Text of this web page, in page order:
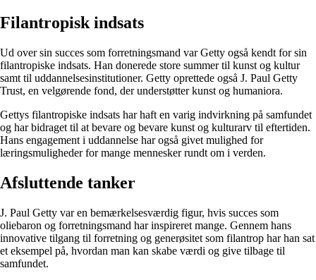
Filantropisk indsats
Ud over sin succes som forretningsmand var Getty også kendt for sin
filantropiske indsats. Han donerede store summer til kunst og kultur
samt til uddannelsesinstitutioner. Getty oprettede også J. Paul Getty
Trust, en velgørende fond, der understøtter kunst og humaniora.
Gettys filantropiske indsats har haft en varig indvirkning på samfundet
og har bidraget til at bevare og bevare kunst og kulturarv til eftertiden.
Hans engagement i uddannelse har også givet mulighed for
læringsmuligheder for mange mennesker rundt om i verden.
Afsluttende tanker
J. Paul Getty var en bemærkelsesværdig figur, hvis succes som
oliebaron og forretningsmand har inspireret mange. Gennem hans
innovative tilgang til forretning og generøsitet som filantrop har han sat
et eksempel på, hvordan man kan skabe værdi og give tilbage til
samfundet.